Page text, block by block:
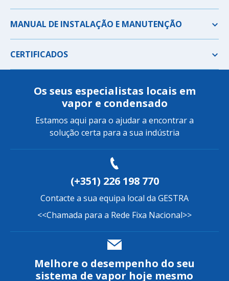
MANUAL DE INSTALAÇÃO E MANUTENÇÃO
CERTIFICADOS
Os seus especialistas locais em
vapor e condensado
Estamos aqui para o ajudar a encontrar a
solução certa para a sua indústria
(+351) 226 198 770
Contacte a sua equipa local da GESTRA
<<Chamada para a Rede Fixa Nacional>>
Melhore o desempenho do seu
sistema de vapor hoje mesmo